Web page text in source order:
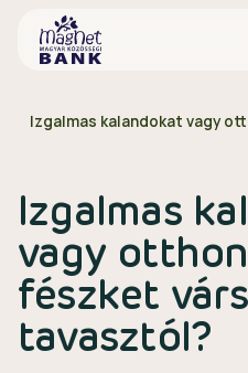
Izgalmas kalandokat vagy
Izgalmas
vagy
fészket
tavasztól?